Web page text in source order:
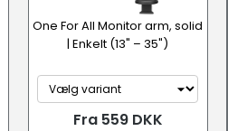
One For All Monitor arm, solid
| Enkelt (13" – 35")
Fra 559 DKK